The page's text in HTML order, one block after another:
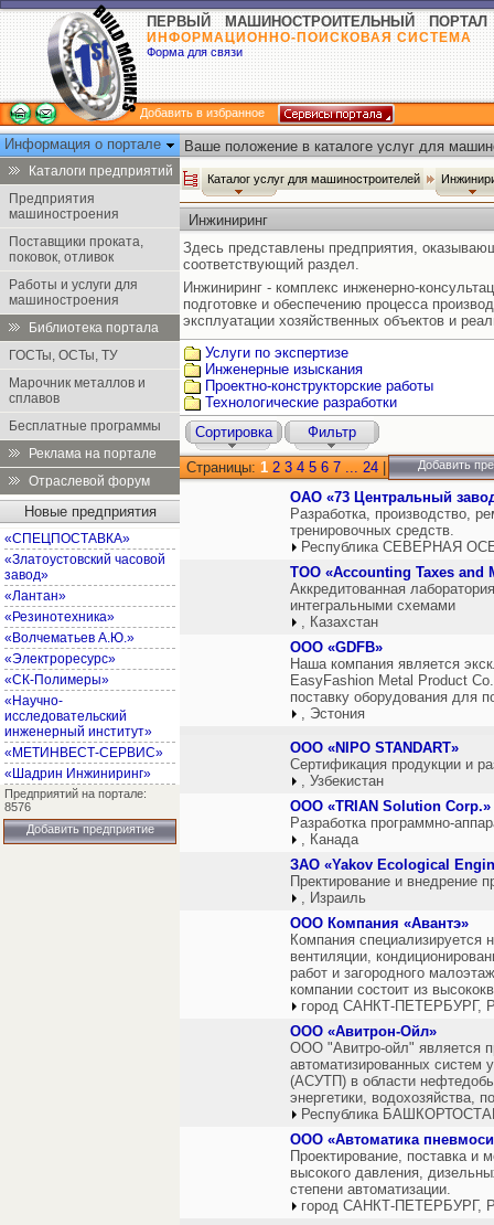
ПЕРВЫЙ МАШИНОСТРОИТЕЛЬНЫЙ ПОРТАЛ
ИНФОРМАЦИОННО-ПОИСКОВАЯ СИСТЕМА
Форма для связи
Добавить в избранное
Информация о портале
Каталоги предприятий
Предприятия
машиностроения
Поставщики проката,
поковок, отливок
Работы и услуги для
машиностроения
Библиотека портала
ГОСТы, ОСТы, ТУ
Марочник металлов и
сплавов
Бесплатные программы
Реклама на портале
Отраслевой форум
Новые предприятия
«СПЕЦПОСТАВКА»
«Златоустовский часовой
завод»
«Лантан»
«Резинотехника»
«Волчематьев А.Ю.»
«Электроресурс»
«СК-Полимеры»
«Научно-
исследовательский
инженерный институт»
«МЕТИНВЕСТ-СЕРВИС»
«Шадрин Инжиниринг»
Предприятий на портале:
8576
Добавить предприятие
Ваше положение в каталоге услуг для
Каталог услуг для машиностроителей
Инжиниринг
Здесь представлены предприятия,
соответствующий раздел.
Инжиниринг - комплекс инженерно-
подготовке и обеспечению процесса
эксплуатации хозяйственных объектов и
Услуги по экспертизе
Инженерные изыскания
Проектно-конструкторские работы
Технологические разработки
Сортировка
Фильтр
Страницы: 1 2 3 4 5 6 7 ... 24 Добавить
ОАО «73 Центральный
Разработка, производство,
тренировочных средств.
Республика СЕВЕРНАЯ
ТОО «Accounting Taxes and
Аккредитованная
интегральными схемами
, Казахстан
ООО «GDFB»
Наша компания является
EasyFashion Metal Product
поставку оборудования для
, Эстония
ООО «NIPO STANDART»
Сертификация продукции и
, Узбекистан
OOO «TRIAN Solution Corp.»
Разработка программно-
, Канада
ЗАО «Yakov Ecological
Пректирование и внедрение
, Израиль
ООО Компания «Авантэ»
Компания
вентиляции,
работ и загородного
компании состоит из
город САНКТ-ПЕТЕРБУРГ,
ООО «Авитрон-Ойл»
ООО "Авитро-ойл" является
автоматизированных систем
(АСУТП) в области
энергетики, водохозяйства,
Республика
ООО «Автоматика
Проектирование, поставка и
высокого давления,
степени автоматизации.
город САНКТ-ПЕТЕРБУРГ,